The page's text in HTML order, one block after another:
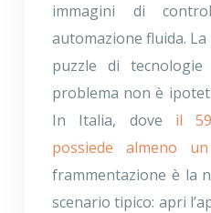
immagini di
automazione fluida.
puzzle di
problema non è
In Italia, dove il
possiede almeno
frammentazione è la
scenario tipico: apri